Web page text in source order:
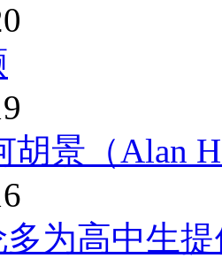
胡景（Alan
多为高中生